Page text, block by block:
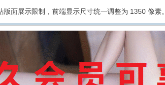
面展示限制，前端显示尺寸统一调整为 1350 像素。